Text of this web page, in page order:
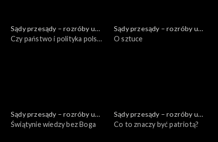
Sądy przesądy – rozróby u
Kuby
Czy państwo i polityka polska
Sądy przesądy – rozróby u
Kuby
O sztuce
Sądy przesądy – rozróby u
Kuby
Świątynie wiedzy bez Boga
Sądy przesądy – rozróby u
Kuby
Co to znaczy być patriotą?